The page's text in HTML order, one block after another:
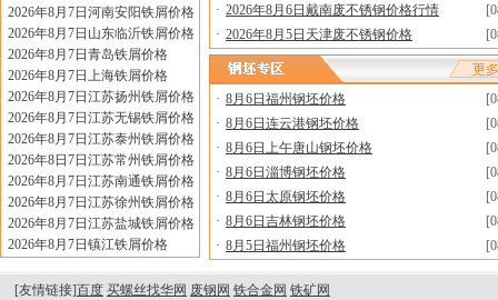
2026年8月7日河南安阳铁屑价格
2026年8月7日山东临沂铁屑价格
2026年8月7日青岛铁屑价格
2026年8月7日上海铁屑价格
2026年8月7日江苏扬州铁屑价格
2026年8月7日江苏无锡铁屑价格
2026年8月7日江苏泰州铁屑价格
2026年8日7日江苏常州铁屑价格
2026年8月7日江苏南通铁屑价格
2026年8月7日江苏徐州铁屑价格
2026年8月7日江苏盐城铁屑价格
2026年8月7日镇江铁屑价格
· 2026年8月6日戴南废不锈钢价格行情
· 2026年8月5日天津废不锈钢价格
· 8月6日福州钢坯价格
· 8月6日连云港钢坯价格
· 8月6日上午唐山钢坯价格
· 8月6日淄博钢坯价格
· 8月6日太原钢坯价格
· 8月6日吉林钢坯价格
· 8月5日福州钢坯价格
[友情链接]百度 买螺丝找华网 废钢网 铁合金网 铁矿网